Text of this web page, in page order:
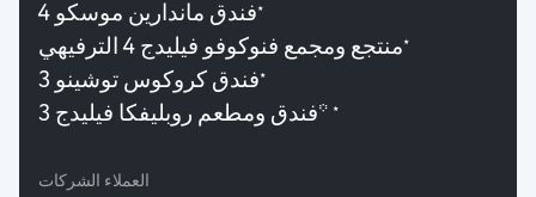
فندق ماندارين موسكو 4★
منتجع ومجمع فنوكوفو فيليدج 4 الترفيهي★
فندق كروكوس توشينو 3★
فندق ومطعم روبليفكا فيليدج 3* ★
العملاء الشركات